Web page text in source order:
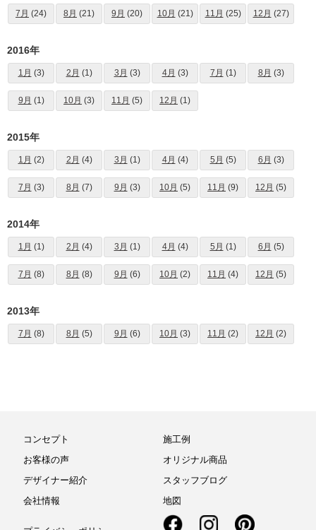
7月 (24) 8月 (21) 9月 (20) 10月 (21) 11月 (25) 12月 (27)
2016年
1月 (3) 2月 (1) 3月 (3) 4月 (3) 7月 (1) 8月 (3)
9月 (1) 10月 (3) 11月 (5) 12月 (1)
2015年
1月 (2) 2月 (4) 3月 (1) 4月 (4) 5月 (5) 6月 (3)
7月 (3) 8月 (7) 9月 (3) 10月 (5) 11月 (9) 12月 (5)
2014年
1月 (1) 2月 (4) 3月 (1) 4月 (4) 5月 (1) 6月 (5)
7月 (8) 8月 (8) 9月 (6) 10月 (2) 11月 (4) 12月 (5)
2013年
7月 (8) 8月 (5) 9月 (6) 10月 (3) 11月 (2) 12月 (2)
コンセプト
施工例
お客様の声
オリジナル商品
デザイナー紹介
スタッフブログ
会社情報
地図